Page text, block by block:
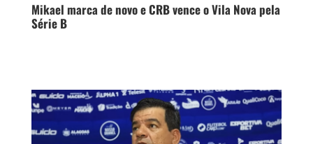
Mikael marca de novo e CRB vence o Vila Nova pela
Série B